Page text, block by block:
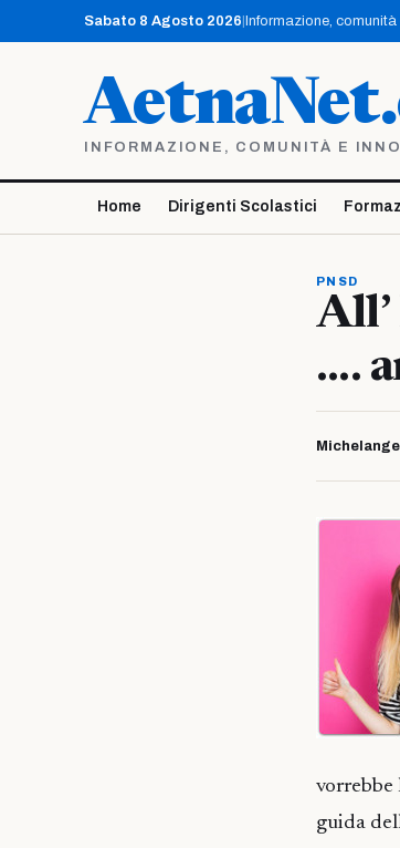
contenuto
Sabato 8 Agosto 2026 Informazione,
INFORMAZIONE, COMUNITÀ E
Home Dirigenti Scolastici
PNSD
All’
….
vorrebbe
guida